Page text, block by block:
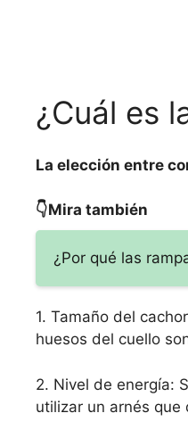
¿Cuál es
La elección entre
👇Mira también
¿Por qué las
1. Tamaño del
huesos del cuello
2. Nivel de energía:
utilizar un arnés